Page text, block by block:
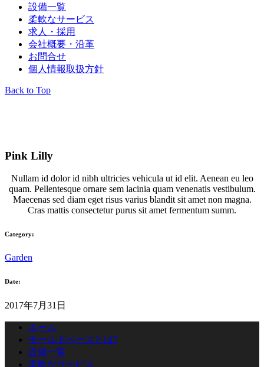
設備一覧
柔軟なサービス
求人・採用
会社概要・沿革
お問合せ
個人情報取扱方針
Back to Top
Pink Lilly
Nullam id dolor id nibh ultricies vehicula ut id elit. Aenean eu leo
quam. Pellentesque ornare sem lacinia quam venenatis vestibulum.
Maecenas sed diam eget risus varius blandit sit amet non magna.
Cras mattis consectetur purus sit amet fermentum summ.
Category:
Garden
Date:
2017年7月31日
ホーム
モールドベースとは?
設備一覧
柔軟なサービス